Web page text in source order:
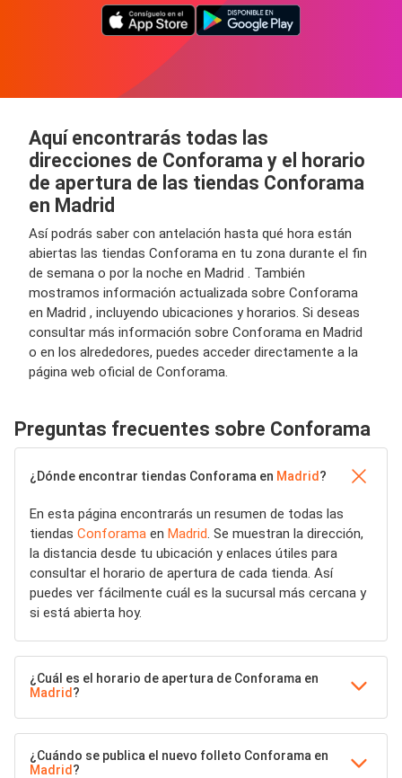
Aquí encontrarás todas las
direcciones de Conforama y el horario
de apertura de las tiendas Conforama
en Madrid
Así podrás saber con antelación hasta qué hora están
abiertas las tiendas Conforama en tu zona durante el fin
de semana o por la noche en Madrid . También
mostramos información actualizada sobre Conforama
en Madrid , incluyendo ubicaciones y horarios. Si deseas
consultar más información sobre Conforama en Madrid
o en los alrededores, puedes acceder directamente a la
página web oficial de Conforama.
Preguntas frecuentes sobre Conforama
¿Dónde encontrar tiendas Conforama en Madrid ?
En esta página encontrarás un resumen de todas las
tiendas Conforama en Madrid. Se muestran la dirección,
la distancia desde tu ubicación y enlaces útiles para
consultar el horario de apertura de cada tienda. Así
puedes ver fácilmente cuál es la sucursal más cercana y
si está abierta hoy.
¿Cuál es el horario de apertura de Conforama en
Madrid ?
¿Cuándo se publica el nuevo folleto Conforama en
Madrid ?